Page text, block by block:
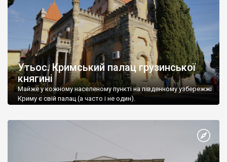
Утьос. Кримський палац грузинської
княгині
Майже у кожному населеному пункті на південному узбережжі
Криму є свій палац (а часто і не один).